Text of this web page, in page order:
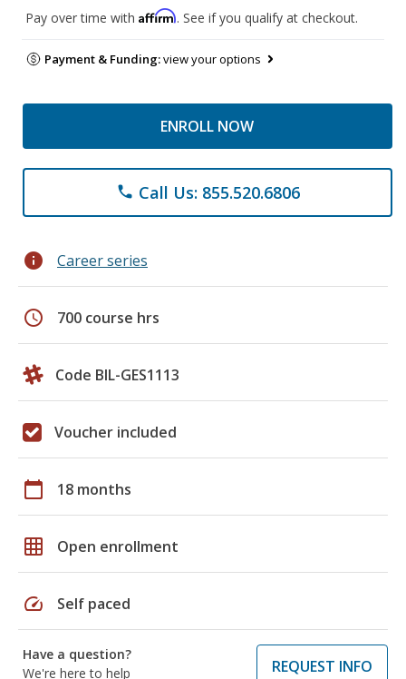
Pay over time with Affirm. See if you qualify at checkout.
Payment & Funding:view your options
ENROLL NOW
phone Call Us: 855.520.6806
info Career series
schedule 700 course hrs
Code BIL-GES1113
Voucher included
calendar_today 18 months
grid_on Open enrollment
speed Self paced
Have a question?
We're here to help
REQUEST INFO